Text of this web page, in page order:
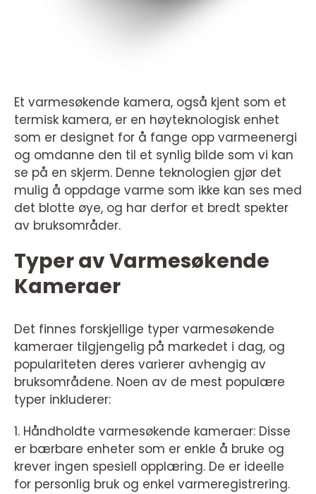
Et varmesøkende kamera, også kjent som et
termisk kamera, er en høyteknologisk enhet
som er designet for å fange opp varmeenergi
og omdanne den til et synlig bilde som vi kan
se på en skjerm. Denne teknologien gjør det
mulig å oppdage varme som ikke kan ses med
det blotte øye, og har derfor et bredt spekter
av bruksområder.
Typer av Varmesøkende
Kameraer
Det finnes forskjellige typer varmesøkende
kameraer tilgjengelig på markedet i dag, og
populariteten deres varierer avhengig av
bruksområdene. Noen av de mest populære
typer inkluderer:
1. Håndholdte varmesøkende kameraer: Disse
er bærbare enheter som er enkle å bruke og
krever ingen spesiell opplæring. De er ideelle
for personlig bruk og enkel varmeregistrering.